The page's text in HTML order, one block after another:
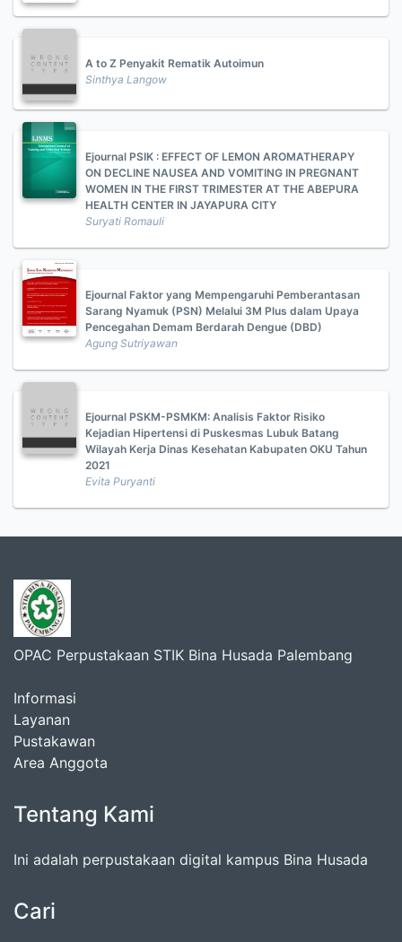
A to Z Penyakit Rematik Autoimun
Sinthya Langow
Ejournal PSIK : EFFECT OF LEMON AROMATHERAPY
ON DECLINE NAUSEA AND VOMITING IN PREGNANT
WOMEN IN THE FIRST TRIMESTER AT THE ABEPURA
HEALTH CENTER IN JAYAPURA CITY
Suryati Romauli
Ejournal Faktor yang Mempengaruhi Pemberantasan
Sarang Nyamuk (PSN) Melalui 3M Plus dalam Upaya
Pencegahan Demam Berdarah Dengue (DBD)
Agung Sutriyawan
Ejournal PSKM-PSMKM: Analisis Faktor Risiko
Kejadian Hipertensi di Puskesmas Lubuk Batang
Wilayah Kerja Dinas Kesehatan Kabupaten OKU Tahun
2021
Evita Puryanti
OPAC Perpustakaan STIK Bina Husada Palembang
Informasi
Layanan
Pustakawan
Area Anggota
Tentang Kami
Ini adalah perpustakaan digital kampus Bina Husada
Cari